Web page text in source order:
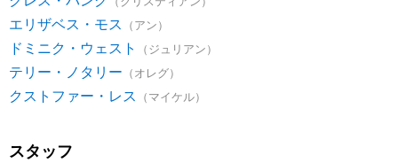
エリザベス・モス （アン）
ドミニク・ウェスト （ジュリアン）
テリー・ノタリー （オレグ）
クストファー・レス （マイケル）
スタッフ